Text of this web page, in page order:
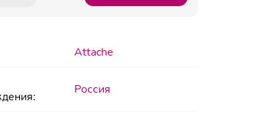
Attache
Россия